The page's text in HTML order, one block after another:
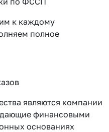
к каждому
полное
являются компании
финансовыми
основаниях